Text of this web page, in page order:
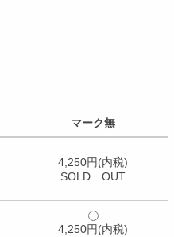
マーク無
4,250円(内税)
SOLD OUT
4,250円(内税)